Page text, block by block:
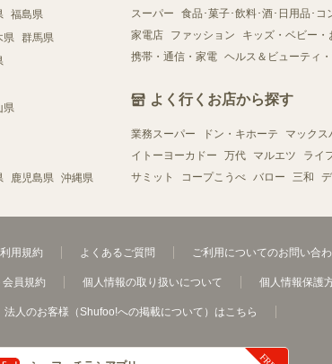
福島県
県 群馬県
県
鹿児島県 沖縄県
スーパー 食品･菓子･飲料･酒･日用品･コ
家電店
ファッション キッズ・ベビー・
携帯・通信・家電 ヘルス＆ビューティ
よく行くお店から探す
業務スーパー ドン・キホーテ マックス
イトーヨーカドー
万代 マルエツ ライ
サミット
コープこうべ バロー 三和
用規約 よくあるご質問 ご利用についてのお問い合
員規約 個人情報の取り扱いについて 個人情報保護
法人のお客様（Shufoo!への掲載について）はこちら